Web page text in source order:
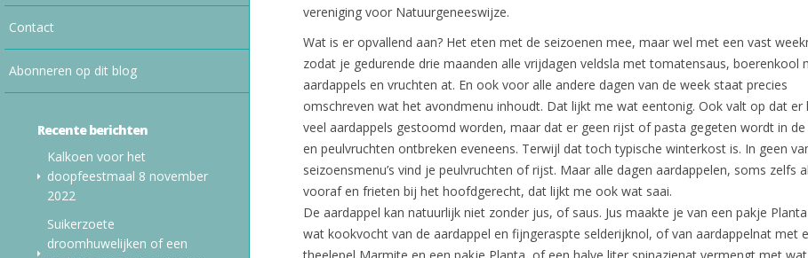
Contact
Abonneren op dit blog
Recente berichten
Kalkoen voor het
doopfeestmaal 8 november
2022
Suikerzoete
droomhuwelijken of een
vereniging voor Natuurgeneeswijze.
Wat is er opvallend aan? Het eten met de seizoenen mee, maar wel met een vast
zodat je gedurende drie maanden alle vrijdagen veldsla met tomatensaus, boerenkool
aardappels en vruchten at. En ook voor alle andere dagen van de week staat precies
omschreven wat het avondmenu inhoudt. Dat lijkt me wat eentonig. Ook valt op dat er
veel aardappels gestoomd worden, maar dat er geen rijst of pasta gegeten wordt in
en peulvruchten ontbreken eveneens. Terwijl dat toch typische winterkost is. In geen
seizoensmenu’s vind je peulvruchten of rijst. Maar alle dagen aardappelen, soms zelfs
vooraf en frieten bij het hoofdgerecht, dat lijkt me ook wat saai.
De aardappel kan natuurlijk niet zonder jus, of saus. Jus maakte je van een pakje
wat kookvocht van de aardappel en fijngeraspte selderijknol, of van aardappelnat met